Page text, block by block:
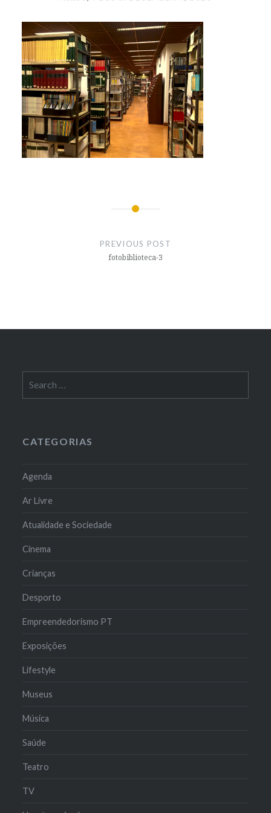
PREVIOUS POST
fotobiblioteca-3
for:
CATEGORIAS
Agenda
Ar Livre
Atualidade e Sociedade
Cinema
Crianças
Desporto
Empreendedorismo PT
Exposições
Lifestyle
Museus
Música
Saúde
Teatro
TV